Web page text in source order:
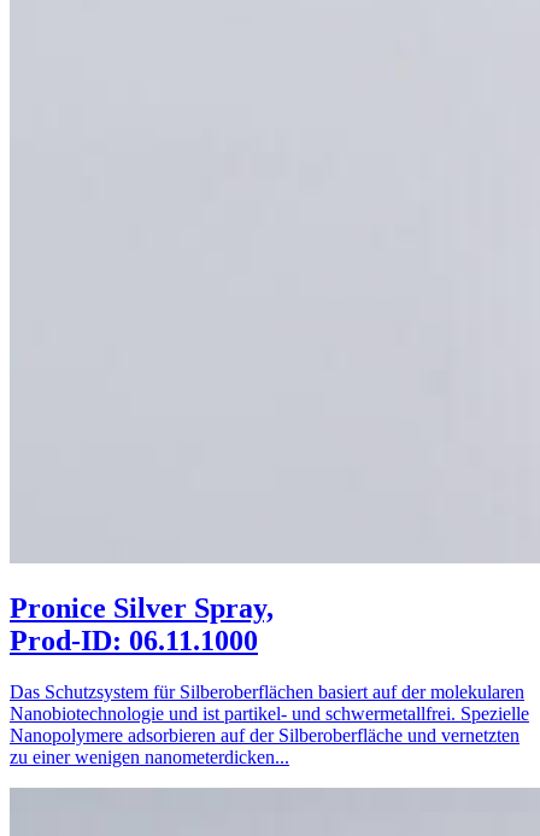
Pronice Silver Spray,
Prod-ID: 06.11.1000
Das Schutzsystem für Silberoberflächen basiert auf der molekularen
Nanobiotechnologie und ist partikel- und schwermetallfrei. Spezielle
Nanopolymere adsorbieren auf der Silberoberfläche und vernetzten
zu einer wenigen nanometerdicken...